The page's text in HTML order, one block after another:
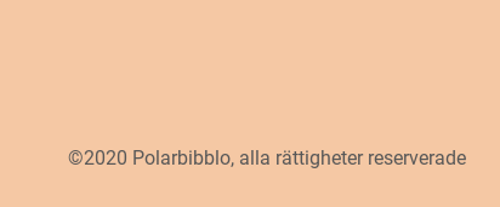
©2020 Polarbibblo, alla rättigheter reserverade